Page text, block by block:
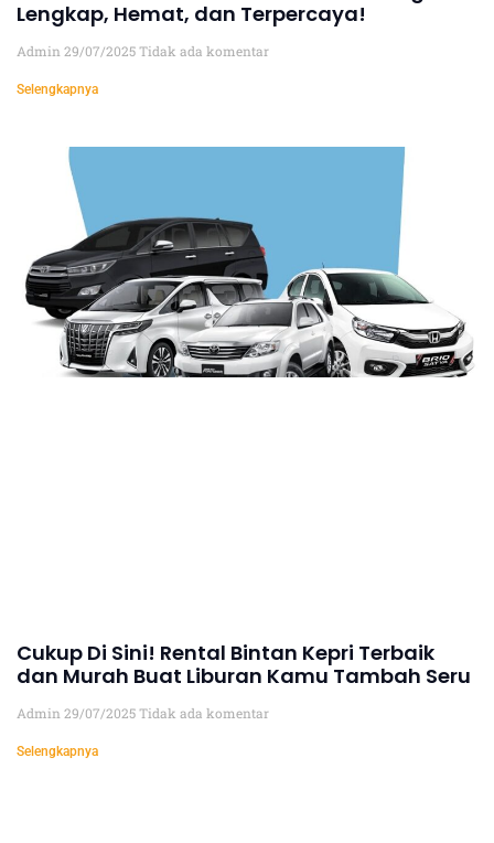
Lengkap, Hemat, dan Terpercaya!
Admin 29/07/2025Tidak ada komentar
Selengkapnya
Cukup Di Sini! Rental Bintan Kepri Terbaik
dan Murah Buat Liburan Kamu Tambah Seru
Admin 29/07/2025Tidak ada komentar
Selengkapnya